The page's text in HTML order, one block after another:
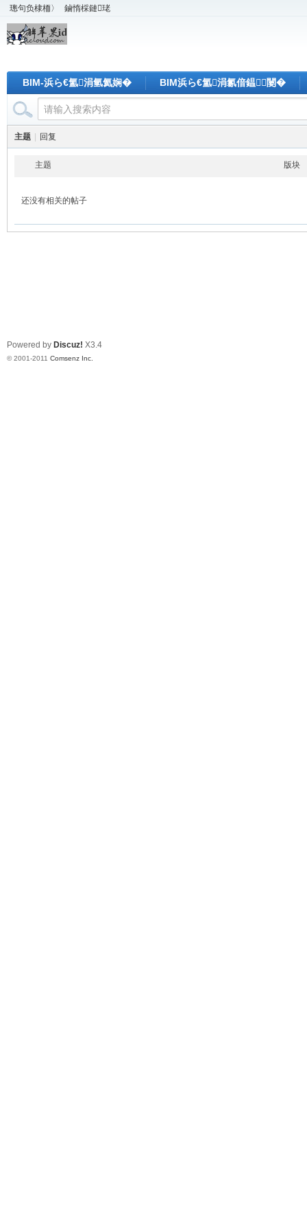
璁句负棣栭〉 鏀惰棌鏈珯
BIM-浜ら€氳涓氫氦娴� BIM浜ら€氳涓氱偣鎾闄�
主题 回复
主题 版块
还没有相关的帖子
Powered by Discuz! X3.4
© 2001-2011 Comsenz Inc.